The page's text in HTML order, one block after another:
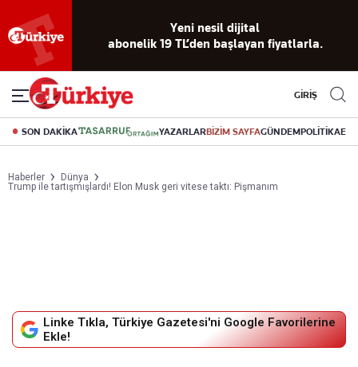
okuma
deneyimi
dijital arşiv
Akıllı haber
asistanı
Eski gazeteleri
indirme
canlı soru
cevap
GİRİŞ
SON DAKİKA YAZARLARBİZİM SAYFAGÜNDEMPOLİTİKA
Haberler
Dünya
Trump ile tartışmışlardı! Elon Musk geri vitese taktı: Pişmanım
Linke Tıkla, Türkiye Gazetesi'ni Google Favorilerine
Ekle!